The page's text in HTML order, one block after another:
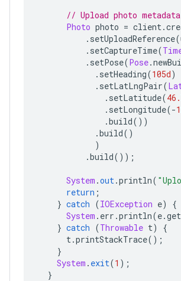
// Upload photo
Photo photo = client.
. setUploadReference(
. setCaptureTime(
. setPose(Pose.
. setHeading(105d)
. setLatLngPair(
. setLatitude(
. setLongitude(-
.build())
.build()
)
.build());
System .out.println(
return ;
} catch (IOException e)
{
System . err .println(e.
} catch (Throwable t)
{
t.printStackTrace();
}
System . exit(1 );
}